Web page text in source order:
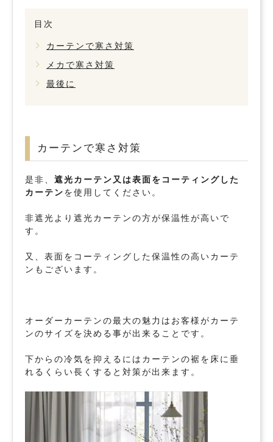
目次
カーテンで寒さ対策
メカで寒さ対策
最後に
カーテンで寒さ対策
是非、 遮光カーテン又は表面をコーティングした
カーテン を使用してください。
非遮光より遮光カーテンの方が保温性が高いで
す。
又、表面をコーティングした保温性の高いカーテ
ンもございます。
オーダーカーテンの最大の魅力はお客様がカーテ
ンのサイズを決める事が出来ることです。
下からの冷気を抑えるにはカーテンの裾を床に垂
れるくらい長くすると対策が出来ます。